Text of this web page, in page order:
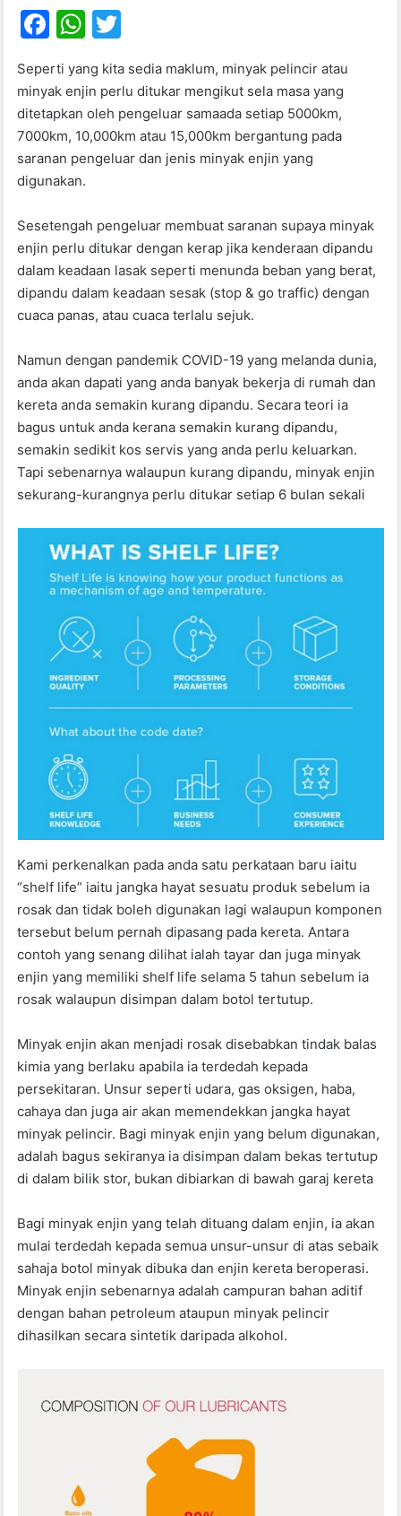
F
c
e
b
o
o
k
W
at
s
A
p
itt
er
Seperti yang kita sedia maklum, minyak pelincir atau
minyak enjin perlu ditukar mengikut sela masa yang
ditetapkan oleh pengeluar samaada setiap 5000km,
7000km, 10,000km atau 15,000km bergantung pada
saranan pengeluar dan jenis minyak enjin yang
digunakan.
Sesetengah pengeluar membuat saranan supaya minyak
enjin perlu ditukar dengan kerap jika kenderaan dipandu
dalam keadaan lasak seperti menunda beban yang berat,
dipandu dalam keadaan sesak (stop & go traffic) dengan
cuaca panas, atau cuaca terlalu sejuk.
Namun dengan pandemik COVID-19 yang melanda dunia,
anda akan dapati yang anda banyak bekerja di rumah dan
kereta anda semakin kurang dipandu. Secara teori ia
bagus untuk anda kerana semakin kurang dipandu,
semakin sedikit kos servis yang anda perlu keluarkan.
Tapi sebenarnya walaupun kurang dipandu, minyak enjin
sekurang-kurangnya perlu ditukar setiap 6 bulan sekali
Kami perkenalkan pada anda satu perkataan baru iaitu
“shelf life” iaitu jangka hayat sesuatu produk sebelum ia
rosak dan tidak boleh digunakan lagi walaupun komponen
tersebut belum pernah dipasang pada kereta. Antara
contoh yang senang dilihat ialah tayar dan juga minyak
enjin yang memiliki shelf life selama 5 tahun sebelum ia
rosak walaupun disimpan dalam botol tertutup.
Minyak enjin akan menjadi rosak disebabkan tindak balas
kimia yang berlaku apabila ia terdedah kepada
persekitaran. Unsur seperti udara, gas oksigen, haba,
cahaya dan juga air akan memendekkan jangka hayat
minyak pelincir. Bagi minyak enjin yang belum digunakan,
adalah bagus sekiranya ia disimpan dalam bekas tertutup
di dalam bilik stor, bukan dibiarkan di bawah garaj kereta
Bagi minyak enjin yang telah dituang dalam enjin, ia akan
mulai terdedah kepada semua unsur-unsur di atas sebaik
sahaja botol minyak dibuka dan enjin kereta beroperasi.
Minyak enjin sebenarnya adalah campuran bahan aditif
dengan bahan petroleum ataupun minyak pelincir
dihasilkan secara sintetik daripada alkohol.